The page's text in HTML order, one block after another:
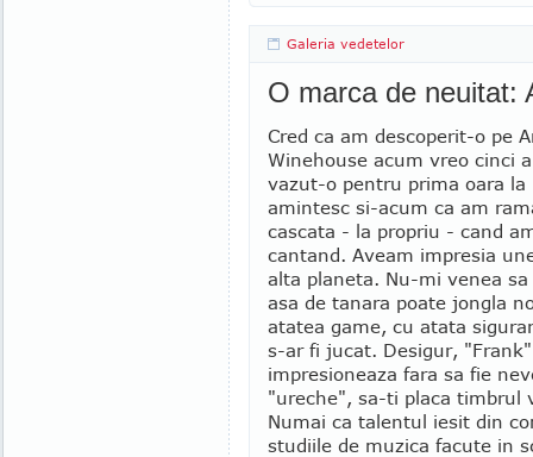
Galeria vedetelor
O marca de neuitat:
Cred ca am descoperit-o pe
Winehouse acum vreo cinci
vazut-o pentru prima oara la
amintesc si-acum ca am
cascata - la propriu - cand
cantand. Aveam impresia
alta planeta. Nu-mi venea sa
asa de tanara poate jongla
atatea game, cu atata
s-ar fi jucat. Desigur,
impresioneaza fara sa fie
"ureche", sa-ti placa timbrul
Numai ca talentul iesit din
studiile de muzica facute in